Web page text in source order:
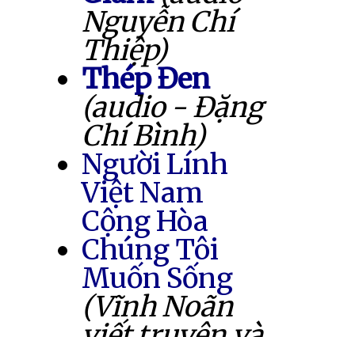
Nguyễn Chí
Thiệp)
Thép Đen
(audio - Đặng
Chí Bình)
Người Lính
Việt Nam
Cộng Hòa
Chúng Tôi
Muốn Sống
(Vĩnh Noãn